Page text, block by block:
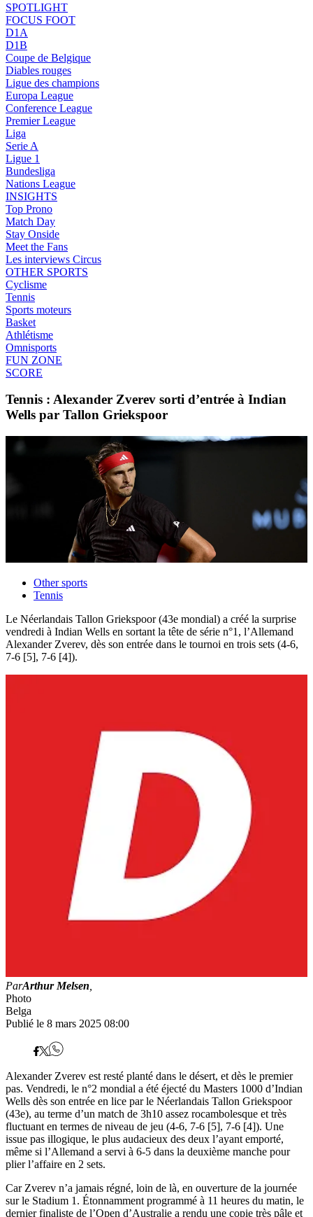
SPOTLIGHT
FOCUS FOOT
D1A
D1B
Coupe de Belgique
Diables rouges
Ligue des champions
Europa League
Conference League
Premier League
Liga
Serie A
Ligue 1
Bundesliga
Nations League
INSIGHTS
Top Prono
Match Day
Stay Onside
Meet the Fans
Les interviews Circus
OTHER SPORTS
Cyclisme
Tennis
Sports moteurs
Basket
Athlétisme
Omnisports
FUN ZONE
SCORE
Tennis : Alexander Zverev sorti d’entrée à Indian
Wells par Tallon Griekspoor
Other sports
Tennis
Le Néerlandais Tallon Griekspoor (43e mondial) a créé la surprise
vendredi à Indian Wells en sortant la tête de série n°1, l’Allemand
Alexander Zverev, dès son entrée dans le tournoi en trois sets (4-6,
7-6 [5], 7-6 [4]).
ParArthur Melsen
Photo
Belga
Publié le 8 mars 2025 08:00
Alexander Zverev est resté planté dans le désert, et dès le premier
pas. Vendredi, le n°2 mondial a été éjecté du Masters 1000 d’Indian
Wells dès son entrée en lice par le Néerlandais Tallon Griekspoor
(43e), au terme d’un match de 3h10 assez rocambolesque et très
fluctuant en termes de niveau de jeu (4-6, 7-6 [5], 7-6 [4]). Une
issue pas illogique, le plus audacieux des deux l’ayant emporté,
même si l’Allemand a servi à 6-5 dans la deuxième manche pour
plier l’affaire en 2 sets.
Car Zverev n’a jamais régné, loin de là, en ouverture de la journée
sur le Stadium 1. Étonnamment programmé à 11 heures du matin, le
dernier finaliste de l’Open d’Australie a rendu une copie très pâle et